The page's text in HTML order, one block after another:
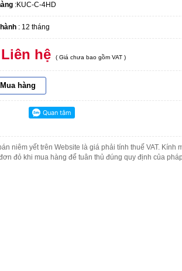
:KUC-C-4HD
: 12 tháng
Liên hệ ( Giá chưa bao gồm VAT )
Mua hàng
niêm yết trên Website là giá phải tính thuế VAT. Kính
đỏ khi mua hàng để tuân thủ đúng quy định của